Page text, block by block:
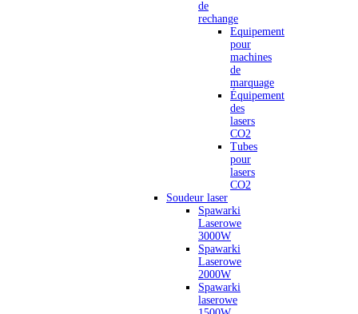
de
rechange
Equipement
pour
machines
de
marquage
Équipement
des
lasers
CO2
Tubes
pour
lasers
CO2
Soudeur laser
Spawarki
Laserowe
3000W
Spawarki
Laserowe
2000W
Spawarki
laserowe